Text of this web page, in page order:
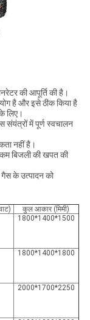
की आपूर्ति की है।
है और इसे ठीक किया है
लिए।
संयंत्रों में पूर्ण स्वचालन
नहीं है।
बिजली की खपत की
के उत्पादन को
कुल आकार (मिमी)
1800*1400*1500
1800*1400*1800
2000*1700*2250